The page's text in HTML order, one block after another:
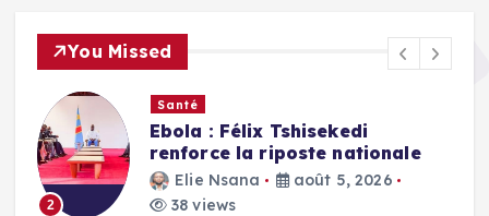
You Missed
2
Santé
Ebola : Félix Tshisekedi
renforce la riposte nationale
Elie Nsana
août 5, 2026
38 views